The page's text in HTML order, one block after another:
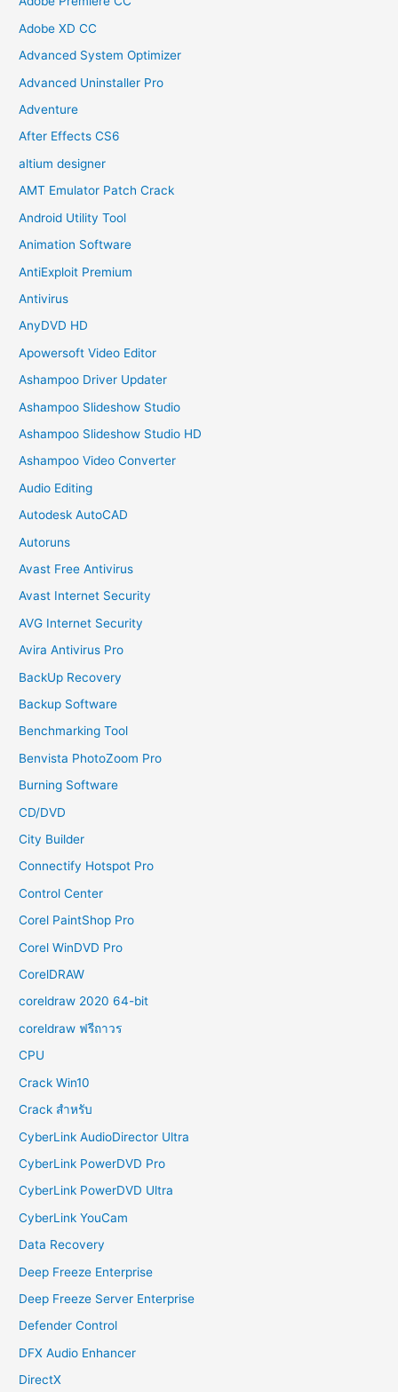
Adobe XD CC
Advanced System Optimizer
Advanced Uninstaller Pro
Adventure
After Effects CS6
altium designer
AMT Emulator Patch Crack
Android Utility Tool
Animation Software
AntiExploit Premium
Antivirus
AnyDVD HD
Apowersoft Video Editor
Ashampoo Driver Updater
Ashampoo Slideshow Studio
Ashampoo Slideshow Studio HD
Ashampoo Video Converter
Audio Editing
Autodesk AutoCAD
Autoruns
Avast Free Antivirus
Avast Internet Security
AVG Internet Security
Avira Antivirus Pro
BackUp Recovery
Backup Software
Benchmarking Tool
Benvista PhotoZoom Pro
Burning Software
CD/DVD
City Builder
Connectify Hotspot Pro
Control Center
Corel PaintShop Pro
Corel WinDVD Pro
CorelDRAW
coreldraw 2020 64-bit
coreldraw ฟรีถาวร
CPU
Crack Win10
Crack สำหรับ
CyberLink AudioDirector Ultra
CyberLink PowerDVD Pro
CyberLink PowerDVD Ultra
CyberLink YouCam
Data Recovery
Deep Freeze Enterprise
Deep Freeze Server Enterprise
Defender Control
DFX Audio Enhancer
DirectX